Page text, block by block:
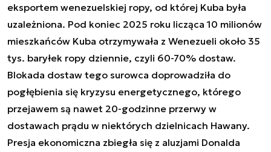
eksportem wenezuelskiej ropy, od której Kuba była
uzależniona. Pod koniec 2025 roku licząca 10 milionów
mieszkańców Kuba otrzymywała z Wenezueli około 35
tys. baryłek ropy dziennie, czyli 60-70% dostaw.
Blokada dostaw tego surowca doprowadziła do
pogłębienia się kryzysu energetycznego, którego
przejawem są nawet 20-godzinne przerwy w
dostawach prądu w niektórych dzielnicach Hawany.
Presja ekonomiczna zbiegła się z aluzjami Donalda